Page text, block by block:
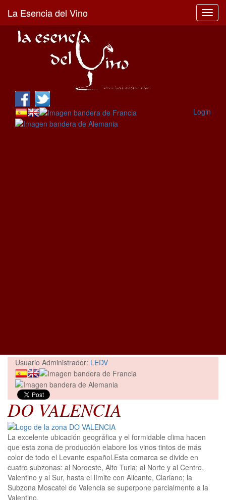
La Esencia del Vino
Login
Usuario Administrador: LEDV
DO VALENCIA
La excelente ubicación geográfica y el formidable clima hacen
que esta zona de producción elabore los vinos tintos de más
color de todo el Levante español.Esta comarca se divide en
cuatro subzonas: al Noroeste, Alto Turia; al Norte y al Centro,
Valentino y al Sur, hasta el límite con Alicante, Clariano; la
Subzona Moscatel de Valencia se superpone parcialmente a la
Valentino.